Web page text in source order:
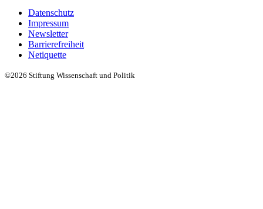
Datenschutz
Impressum
Newsletter
Barrierefreiheit
Netiquette
©2026 Stiftung Wissenschaft und Politik